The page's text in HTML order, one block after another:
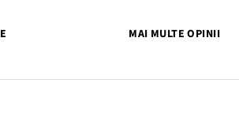
MAI MULTE OPINII